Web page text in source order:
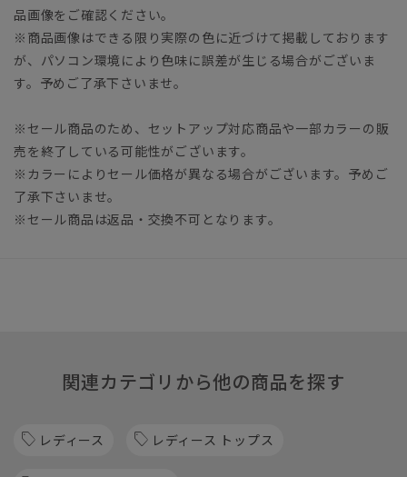
品画像をご確認ください。
※商品画像はできる限り実際の色に近づけて掲載しております
が、パソコン環境により色味に誤差が生じる場合がございま
す。予めご了承下さいませ。
※セール商品のため、セットアップ対応商品や一部カラーの販
売を終了している可能性がございます。
※カラーによりセール価格が異なる場合がございます。予めご
了承下さいませ。
※セール商品は返品・交換不可となります。
関連カテゴリから他の商品を探す
レディース レディース トップス